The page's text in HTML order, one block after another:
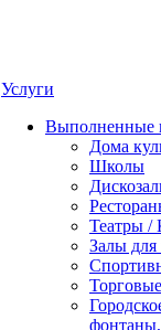
Услуги
Выполненные
Дома
Школы
Театры /
Залы